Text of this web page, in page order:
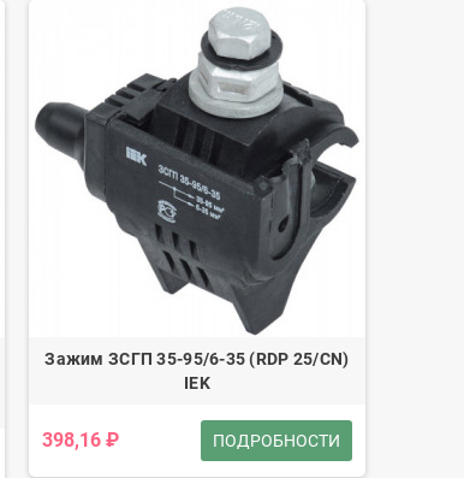
Зажим ЗСГП 35-95/6-35 (RDP 25/CN)
IEK
398,16 ₽ ПОДРОБНОСТИ